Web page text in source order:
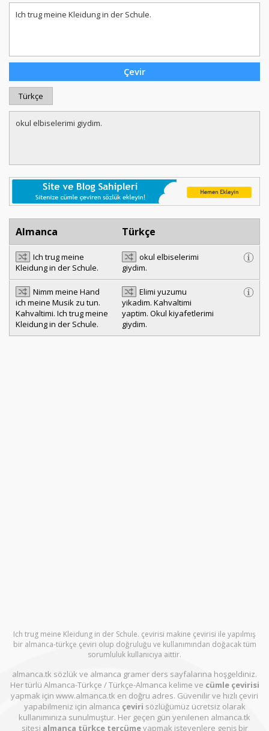
Türkçe
Almanca Türkçe
Ich trug meine
Kleidung in der Schule.
okul elbiselerimi
giydim.
Nimm meine Hand
ich meine Musik zu tun.
Kahvaltimi. Ich trug meine
Kleidung in der Schule.
Elimi yuzumu
yikadim. Kahvaltimi
yaptim. Okul kiyafetlerimi
giydim.
Ich trug meine Kleidung in der Schule. çevirisi makine çevirisi ile yapılmış
bir almanca-türkçe çeviri olup doğruluğu ve kullanımından doğacak tüm
sorumluluk kullanıcıya aittir.
almanca.tk sözlük ve almanca gramer ders sayfalarına hoşgeldiniz.
Her türlü Almanca-Türkçe / Türkçe-Almanca kelime ve cümle çevirisi
yapmak için www.almanca.tk en doğru adres. Güvenilir ve hızlı çeviri
yapabilmeniz için almanca çeviri sözlüğümüz ücretsiz olarak
kullanımınıza sunulmuştur. Her geçen gün yenilenen almanca.tk
sitesi almanca türkçe tercümeyapmak isteyenlere geniş bir